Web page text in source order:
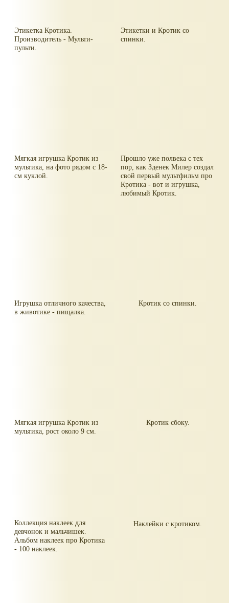
Этикетка Кротика.
Производитель - Мульти-
пульти.
Этикетки и Кротик со
спинки.
Мягкая игрушка Кротик из
мультика, на фото рядом с 18-
см куклой.
Прошло уже полвека с тех
пор, как Зденек Милер создал
свой первый мультфильм про
Кротика - вот и игрушка,
любимый Кротик.
Игрушка отличного качества,
в животике - пищалка.
Кротик со спинки.
Мягкая игрушка Кротик из
мультика, рост около 9 см.
Кротик сбоку.
Коллекция наклеек для
девчонок и мальчишек.
Альбом наклеек про Кротика
- 100 наклеек.
Наклейки с кротиком.